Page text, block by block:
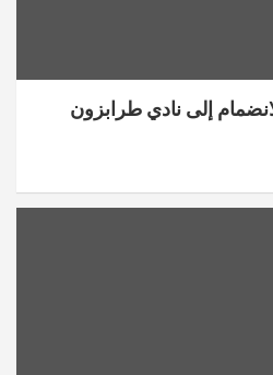
إلى نادي طرابزون